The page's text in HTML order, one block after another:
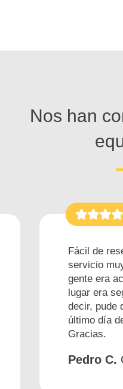
Nos han
Fácil de
servicio
gente era
lugar era
decir, pude
último día
Gracias.
Pedro C.